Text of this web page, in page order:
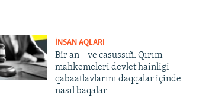
İNSAN AQLARI
Bir an – ve casussıñ. Qırım
mahkemeleri devlet hainligi
qabaatlavlarını daqqalar içinde
nasıl baqalar